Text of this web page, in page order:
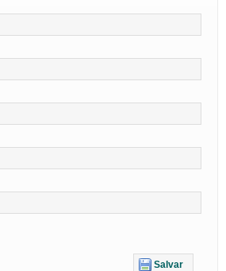
Salvar